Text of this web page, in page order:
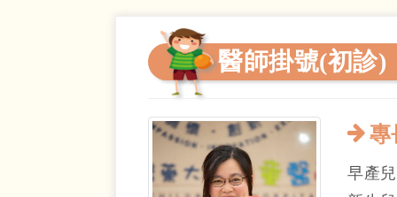
醫師掛號(初診)
專
早產